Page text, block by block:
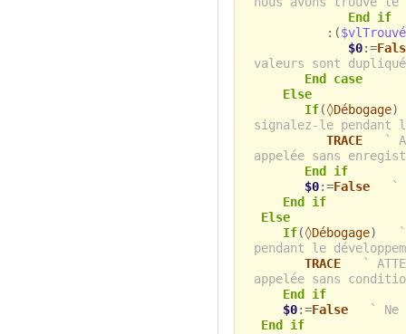
End if
:($vlTrouvé
$0:=
valeurs sont
End case
Else
If(◊Débogage
signalez-le pendant
TRACE
`
appelée sans
End if
$0:=False
`
End if
Else
If(◊Débogage)
pendant le
TRACE
`
appelée sans
End if
$0:=False
`
End if